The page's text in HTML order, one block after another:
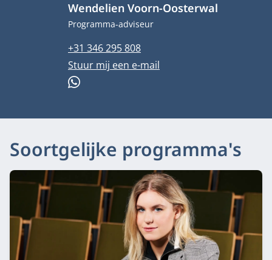
Wendelien Voorn-Oosterwal
Functietitel
Programma-adviseur
Telefoonnummer
+31 346 295 808
E-mailadres
Stuur mij een e-mail
WhatsApp
Soortgelijke programma's